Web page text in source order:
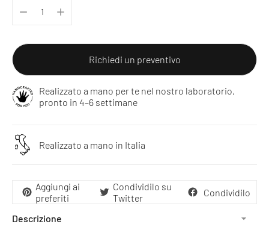
Richiedi un preventivo
Realizzato a mano per te nel nostro laboratorio,
pronto in 4–6 settimane
Realizzato a mano in Italia
Aggiungi ai
preferiti
Condividilo su
Twitter
Condividilo
Descrizione